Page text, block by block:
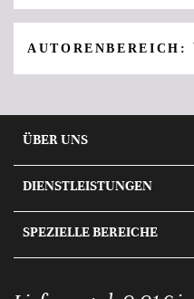
AUTORENBEREICH:
ÜBER UNS
DIENSTLEISTUNGEN
SPEZIELLE BEREICHE